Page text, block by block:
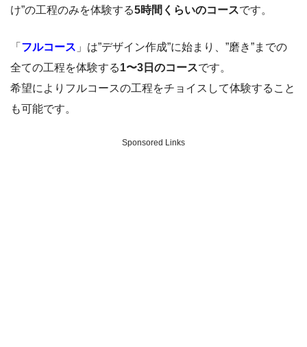
け”の工程のみを体験する5時間くらいのコースです。
「 フルコース 」は”デザイン作成”に始まり、”磨き”までの
全ての工程を体験する1〜3日のコースです。
希望によりフルコースの工程をチョイスして体験すること
も可能です。
Sponsored Links